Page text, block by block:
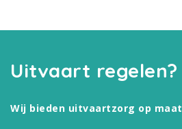
Uitvaart regelen?
Wij bieden uitvaartzorg op maat